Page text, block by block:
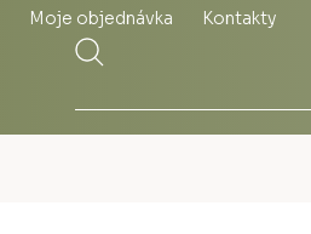
Moje objednávka Kontakty
Hledat